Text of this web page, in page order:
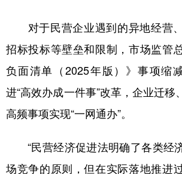
多语种频道
对于民营企业遇到的异地经营
招标投标等壁垒和限制，市场监管
负面清单（2025年版）》事项缩
进“高效办成一件事”改革，企业迁移
高频事项实现“一网通办”。
“民营经济促进法明确了各类经
场竞争的原则，但在实际落地推进